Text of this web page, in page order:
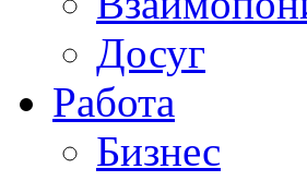
Досуг
Работа
Бизнес